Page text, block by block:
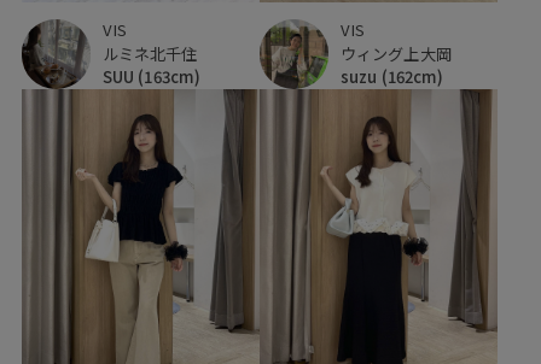
VIS
ルミネ北千住
SUU (163cm)
VIS
ウィング上大岡
suzu (162cm)